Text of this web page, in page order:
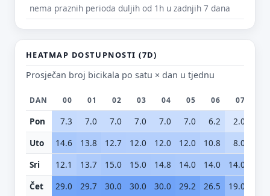
nema praznih perioda duljih od 1h u zadnjih 7 dana
HEATMAP DOSTUPNOSTI (7D)
Prosječan broj bicikala po satu × dan u tjednu
DAN 00 01 02 03 04 05 06 07
Pon 7.3 7.0 7.0 7.0 7.0 7.0 6.2 2.0
Uto
14.6 13.8 12.7 12.0 12.0 12.0 10.8 8.0
Sri
12.1 13.7 15.0 15.0 14.8 14.0 14.0 14.0
Čet
29.0 29.7 30.0 30.0 30.0 29.2 26.5 19.0